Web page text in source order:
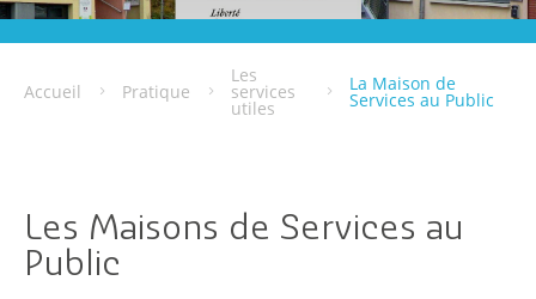
Accueil Pratique
Les
services
utiles
La Maison de
Services au Public
Les Maisons de Services au
Public